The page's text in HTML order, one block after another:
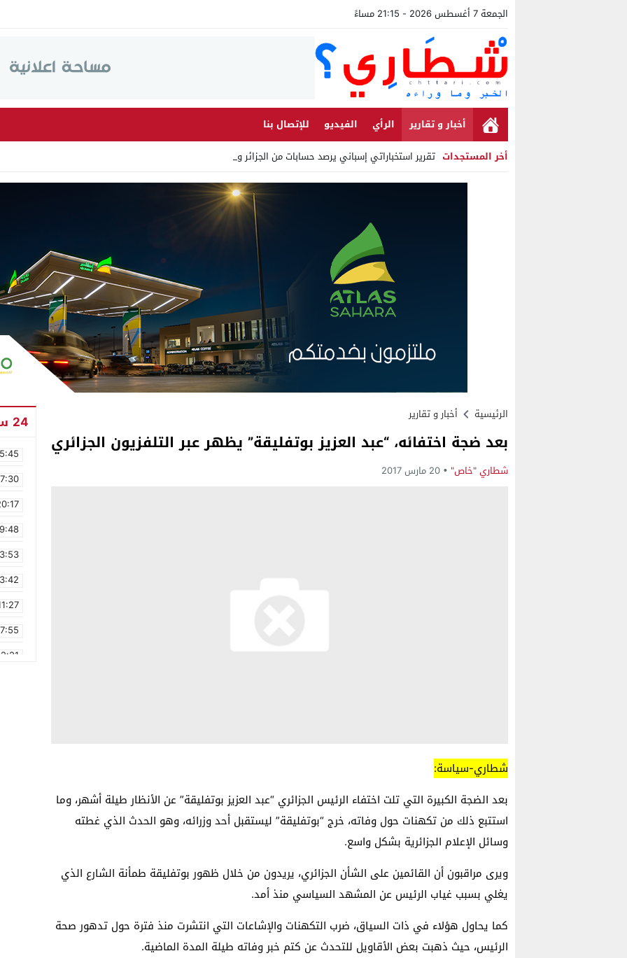
الجمعة 7 أغسطس 2026 - 21:15 مساءً
أخبار و تقارير الرأي الفيديو
للإتصال بنا
أخر المستجدات تقرير استخباراتي إسباني يرصد حسابات من الجزائر وأرقاما بـ _
Stop
الرئيسية أخبار و تقارير
بعد ضجة اختفائه، “عبد العزيز بوتفليقة” يظهر عبر التلفزيون الجزائري
شطاري "خاص" 20 مارس 2017
شطاري-سياسة:
بعد الضجة الكبيرة التي تلت اختفاء الرئيس الجزائري “عبد العزيز بوتفليقة” عن الأنظار طيلة أشهر، وما
استتبع ذلك من تكهنات حول وفاته، خرج “بوتفليقة” ليستقبل أحد وزرائه، وهو الحدث الذي غطته
وسائل الإعلام الجزائرية بشكل واسع.
ويرى مراقبون أن القائمين على الشأن الجزائري، يريدون من خلال ظهور بوتفليقة طمأنة الشارع الذي
يغلي بسبب غياب الرئيس عن المشهد السياسي منذ أمد.
كما يحاول هؤلاء في ذات السياق، ضرب التكهنات والإشاعات التي انتشرت منذ فترة حول تدهور صحة
الرئيس، حيث ذهبت بعض الأقاويل للتحدث عن كتم خبر وفاته طيلة المدة الماضية.
24 ساعة